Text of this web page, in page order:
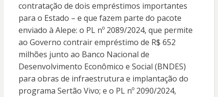
contratação de dois empréstimos importantes
para o Estado – e que fazem parte do pacote
enviado à Alepe: o PL nº 2089/2024, que permite
ao Governo contrair empréstimo de R$ 652
milhões junto ao Banco Nacional de
Desenvolvimento Econômico e Social (BNDES)
para obras de infraestrutura e implantação do
programa Sertão Vivo; e o PL nº 2090/2024,